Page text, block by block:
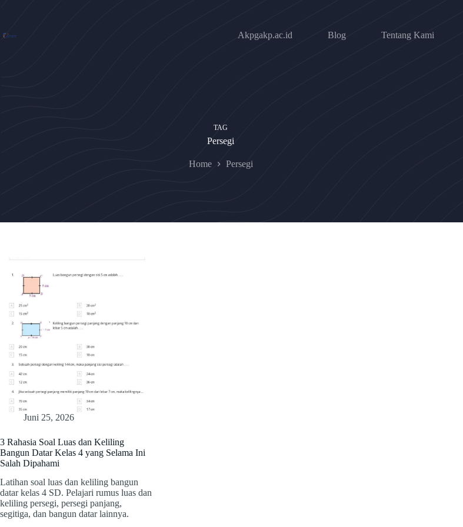
Akpgakp.ac.id
Blog Tentang Kami
TAG
Persegi
Home Persegi
Juni 25, 2026
3 Rahasia Soal Luas dan Keliling
Bangun Datar Kelas 4 yang Selama Ini
Salah Dipahami
Latihan soal luas dan keliling bangun
datar kelas 4 SD. Pelajari rumus luas dan
keliling persegi, persegi panjang,
segitiga, dan bangun datar lainnya.